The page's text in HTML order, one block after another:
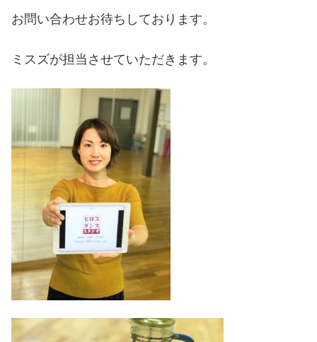
お問い合わせお待ちしております。
ミスズが担当させていただきます。